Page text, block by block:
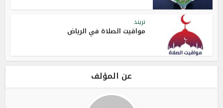
تريند
مواقيت الصلاة في الرياض
عن المؤلف